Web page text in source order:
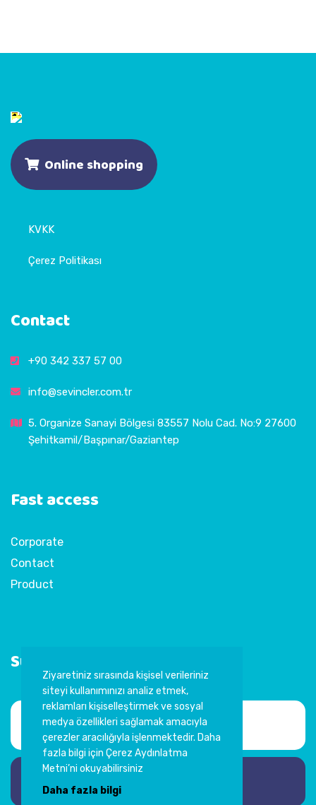
Online shopping
KVKK
Çerez Politikası
Contact
+90 342 337 57 00
info@sevincler.com.tr
5. Organize Sanayi Bölgesi 83557 Nolu Cad. No:9 27600
Şehitkamil/Başpınar/Gaziantep
Fast access
Corporate
Contact
Product
Subscribe to Newsletter
Ziyaretiniz sırasında kişisel verileriniz
siteyi kullanımınızı analiz etmek,
reklamları kişiselleştirmek ve sosyal
medya özellikleri sağlamak amacıyla
çerezler aracılığıyla işlenmektedir. Daha
fazla bilgi için Çerez Aydınlatma
Metni’ni okuyabilirsiniz
Daha fazla bilgi